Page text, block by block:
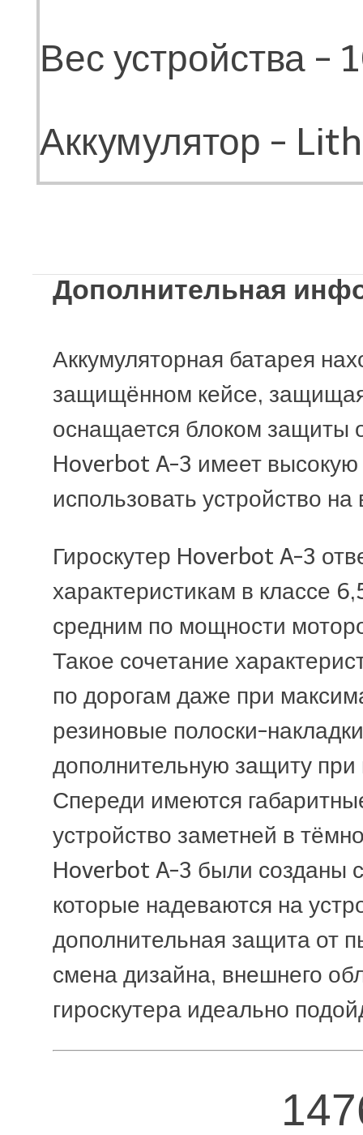
Вес устройства -
Аккумулятор -
Габариты
Условия
Влагозащита -
Угол подъёма -
Дополнительная
Аккумуляторная батарея
защищённом кейсе,
оснащается блоком защиты
Hoverbot A-3 имеет высокую
использовать устройство
Гироскутер Hoverbot A-3
характеристикам в классе
средним по мощности
Такое сочетание
по дорогам даже при
резиновые полоски-
дополнительную защиту при
Спереди имеются
устройство заметней в
Hoverbot A-3 были созданы
которые надеваются на
дополнительная защита от
смена дизайна, внешнего
гироскутера идеально